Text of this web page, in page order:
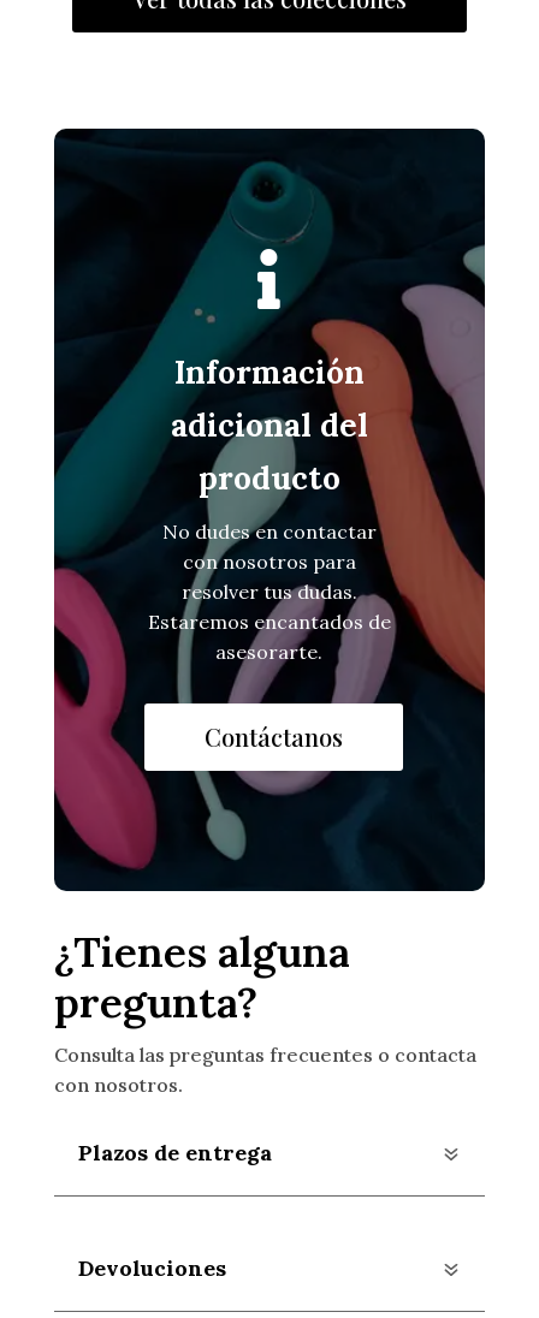

Información
adicional del
producto
No dudes en contactar
con nosotros para
resolver tus dudas.
Estaremos encantados de
asesorarte.
Contáctanos
¿Tienes alguna
pregunta?
Consulta las preguntas frecuentes o contacta
con nosotros.
Plazos de entrega
Devoluciones